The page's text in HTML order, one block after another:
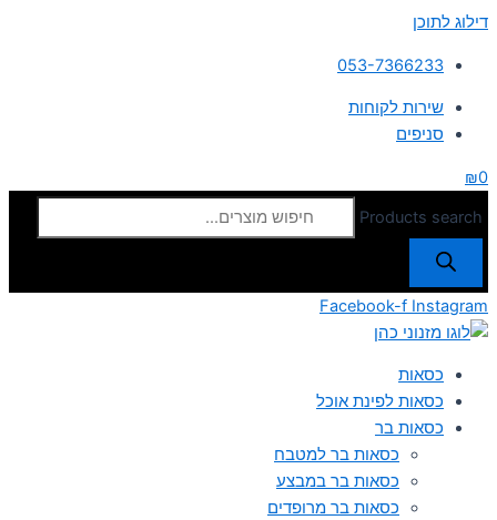
דילוג לתוכן
053-7366233
שירות לקוחות
סניפים
₪0
Products search
Facebook-f Instagram
כסאות
כסאות לפינת אוכל
כסאות בר
כסאות בר למטבח
כסאות בר במבצע
כסאות בר מרופדים